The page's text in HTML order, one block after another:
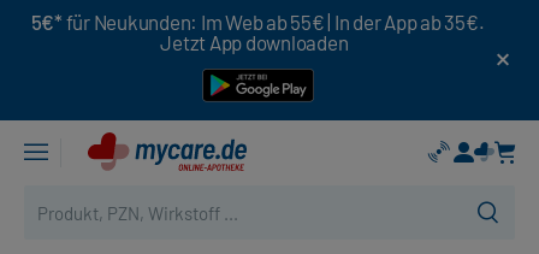
5€* für Neukunden: Im Web ab 55€ | In der App ab 35€.
Jetzt App downloaden